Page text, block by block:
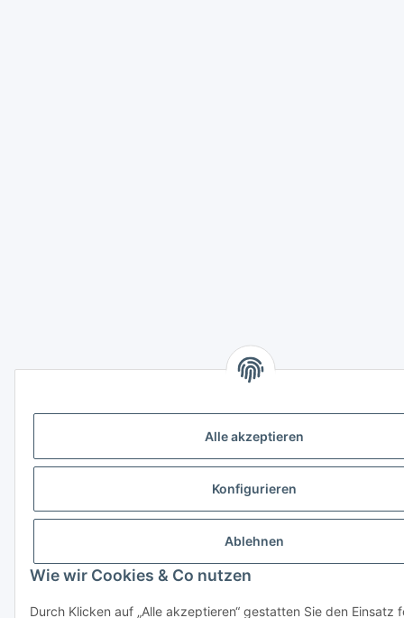
Alle akzeptieren
Konfigurieren
Ablehnen
Wie wir Cookies & Co nutzen
Durch Klicken auf „Alle akzeptieren“ gestatten Sie den Einsatz